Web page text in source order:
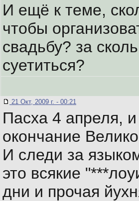
И ещё к теме,
чтобы
свадьбу? за
суетиться?
21 Окт, 2009 г. - 00:21
Пасха 4 апреля,
окончание
И следи за
это всякие
дни и прочая